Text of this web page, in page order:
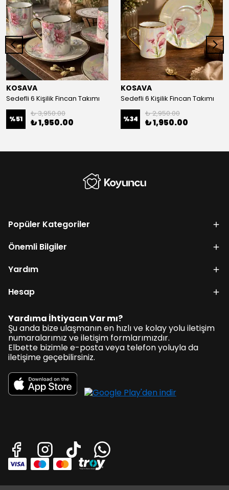
KOSAVA
Sedefli 6 Kişilik Fincan Takımı
%51
₺ 3,950.00
₺ 1,950.00
KOSAVA
Sedefli 6 Kişilik Fincan Takımı
%34
₺ 2,950.00
₺ 1,950.00
Popüler Kategoriler
Önemli Bilgiler
Yardım
Hesap
Yardıma İhtiyacın Var mı?
Şu anda bize ulaşmanın en hızlı ve kolay yolu iletişim
numaralarımız ve iletişim formlarımızdır.
Elbette bizimle e-posta veya telefon yoluyla da
iletişime geçebilirsiniz.